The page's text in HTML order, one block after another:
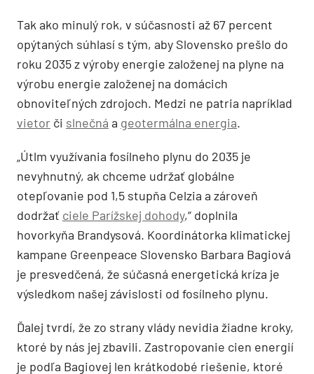
Tak ako minulý rok, v súčasnosti až 67 percent
opýtaných súhlasí s tým, aby Slovensko prešlo do
roku 2035 z výroby energie založenej na plyne na
výrobu energie založenej na domácich
obnoviteľných zdrojoch. Medzi ne patria napríklad
vietor či slnečná a geotermálna energia.
„Útlm využívania fosílneho plynu do 2035 je
nevyhnutný, ak chceme udržať globálne
otepľovanie pod 1,5 stupňa Celzia a zároveň
dodržať ciele Parížskej dohody,“ doplnila
hovorkyňa Brandysová. Koordinátorka klimatickej
kampane Greenpeace Slovensko Barbara Bagiová
je presvedčená, že súčasná energetická kríza je
výsledkom našej závislosti od fosílneho plynu.
Ďalej tvrdí, že zo strany vlády nevidia žiadne kroky,
ktoré by nás jej zbavili. Zastropovanie cien energií
je podľa Bagiovej len krátkodobé riešenie, ktoré